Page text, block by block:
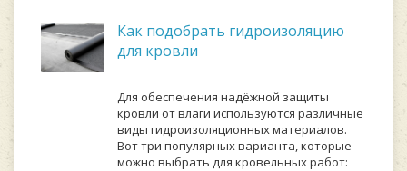
Как подобрать гидроизоляцию
для кровли
Для обеспечения надёжной защиты
кровли от влаги используются различные
виды гидроизоляционных материалов.
Вот три популярных варианта, которые
можно выбрать для кровельных работ: